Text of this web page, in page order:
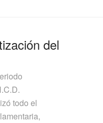
del
todo el